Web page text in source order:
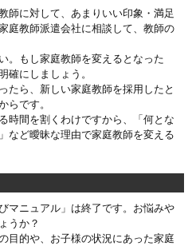
師に対して、あまりいい印象・満足
庭教師派遣会社に相談して、教師の
。もし家庭教師を変えるとなった
確にしましょう。
たら、新しい家庭教師を採用したと
らです。
時間を割くわけですから、「何とな
など曖昧な理由で家庭教師を変える
マニュアル」は終了です。お悩みや
うか？
目的や、お子様の状況にあった家庭